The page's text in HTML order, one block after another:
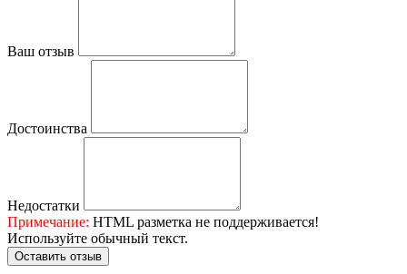
Ваш отзыв
Достоинства
Недостатки
Примечание: HTML разметка не поддерживается!
Используйте обычный текст.
Оставить отзыв